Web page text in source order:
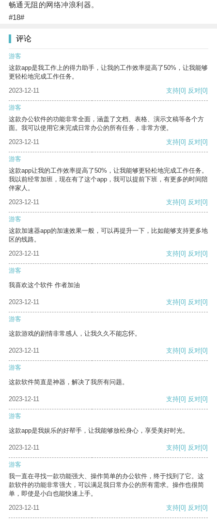
畅通无阻的网络冲浪利器。
#18#
评论
游客
这款app是我工作上的得力助手，让我的工作效率提高了50%，让我能够
更轻松地完成工作任务。
2023-12-11
支持[0] 反对[0]
游客
这款办公软件的功能非常全面，涵盖了文档、表格、演示文稿等各个方
面。我可以使用它来完成日常办公的所有任务，非常方便。
2023-12-11
支持[0] 反对[0]
游客
这款app让我的工作效率提高了50%，让我能够更轻松地完成工作任务。
我以前经常加班，现在有了这个app，我可以提前下班，有更多的时间陪
伴家人。
2023-12-11
支持[0] 反对[0]
游客
这款加速器app的加速效果一般，可以再提升一下，比如能够支持更多地
区的线路。
2023-12-11
支持[0] 反对[0]
游客
我喜欢这个软件 作者加油
2023-12-11 支持[0] 反对[0]
游客
这款游戏的剧情非常感人，让我久久不能忘怀。
2023-12-11 支持[0] 反对[0]
游客
这款软件简直是神器，解决了我所有问题。
2023-12-11 支持[0] 反对[0]
游客
这款app是我娱乐的好帮手，让我能够放松身心，享受美好时光。
2023-12-11 支持[0] 反对[0]
游客
我一直在寻找一款功能强大、操作简单的办公软件，终于找到了它。这
款软件的功能非常强大，可以满足我日常办公的所有需求。操作也很简
单，即使是小白也能快速上手。
2023-12-11
支持[0] 反对[0]